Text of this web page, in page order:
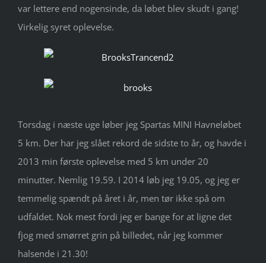
var lettere end nogensinde, da løbet blev skudt i gang!
Virkelig syret oplevelse.
Torsdag i næste uge løber jeg Spartas MINI Havneløbet
5 km. Der har jeg slået rekord de sidste to år, og havde i
2013 min første oplevelse med 5 km under 20
minutter. Nemlig 19.59. I 2014 løb jeg 19.05, og jeg er
temmelig spændt på året i år, men tør ikke spå om
udfaldet. Nok mest fordi jeg er bange for at ligne det
fjog med smørret grin på billedet, når jeg kommer
halsende i 21.30!